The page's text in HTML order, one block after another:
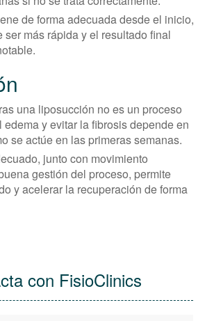
de forma adecuada desde el inicio,
ser más rápida y el resultado final
una liposucción no es un proceso
y evitar la fibrosis depende en
se actúe en las primeras semanas.
junto con movimiento
gestión del proceso, permite
y acelerar la recuperación de forma
con FisioClinics